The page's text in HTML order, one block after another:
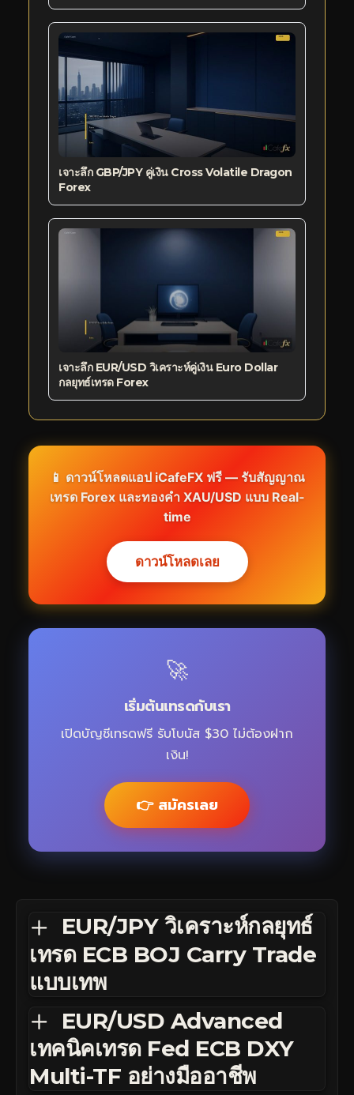
เจาะลึก GBP/JPY คู่เงิน Cross Volatile Dragon
Forex
เจาะลึก EUR/USD วิเคราะห์คู่เงิน Euro Dollar
กลยุทธ์เทรด Forex
📱 ดาวน์โหลดแอป iCafeFX ฟรี — รับสัญญาณ
เทรด Forex และทองคำ XAU/USD แบบ Real-
time
ดาวน์โหลดเลย
🚀
เริ่มต้นเทรดกับเรา
เปิดบัญชีเทรดฟรี รับโบนัส $30 ไม่ต้องฝาก
เงิน!
👉 สมัครเลย
EUR/JPY วิเคราะห์กลยุทธ์
เทรด ECB BOJ Carry Trade
แบบเทพ
EUR/USD Advanced
เทคนิคเทรด Fed ECB DXY
Multi-TF อย่างมืออาชีพ